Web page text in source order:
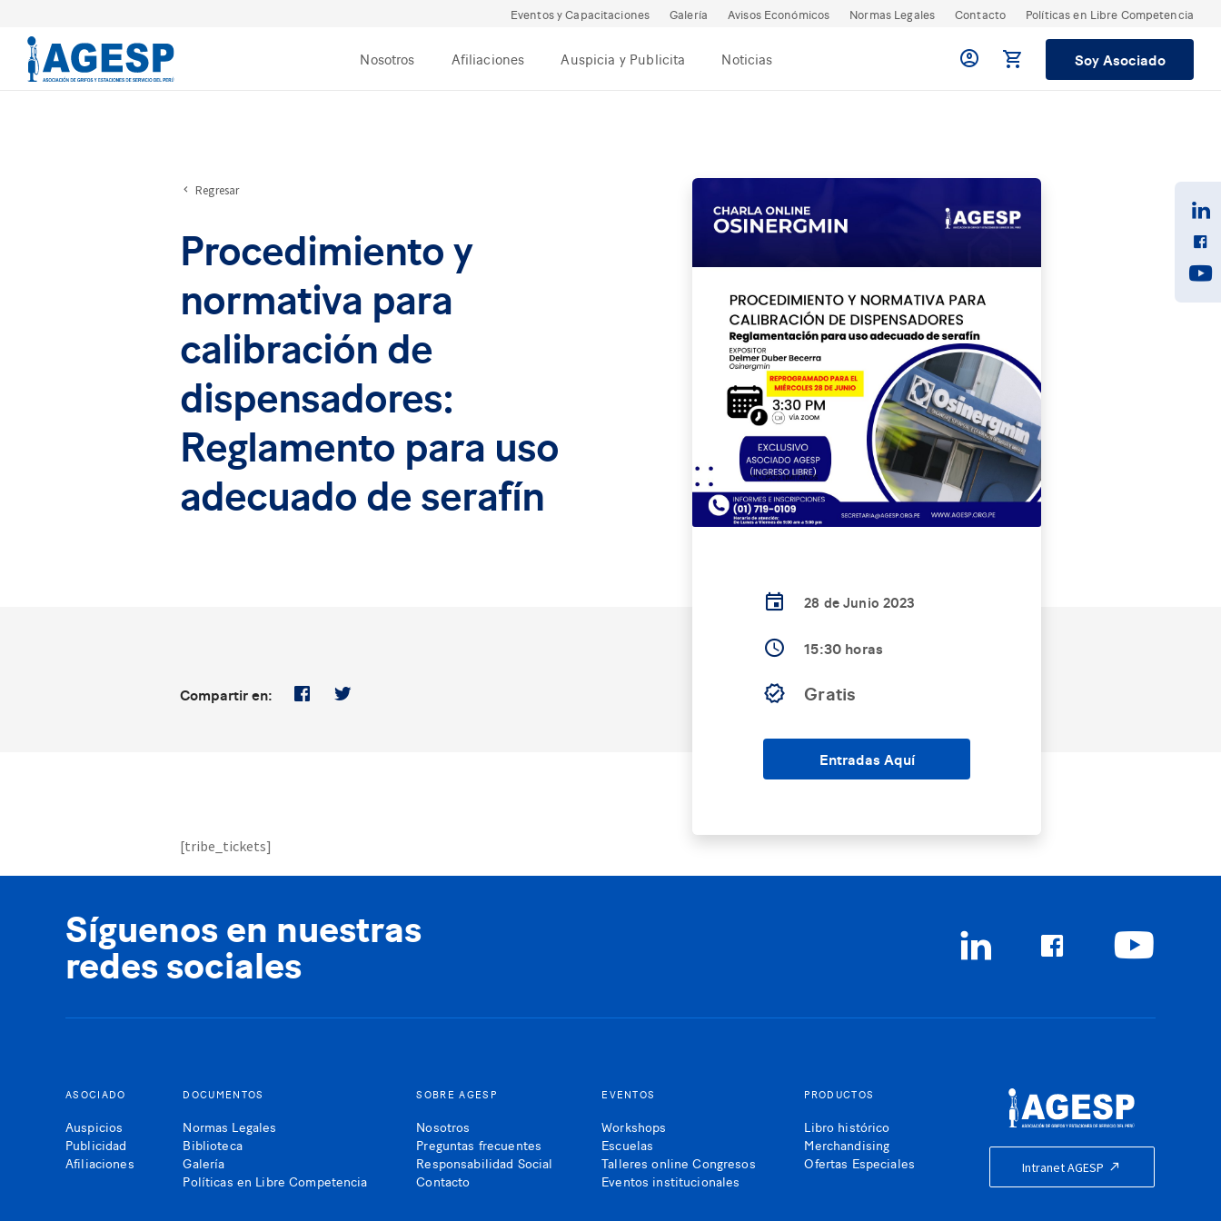
Eventos y Capacitaciones Galería Avisos Económicos Normas Legales Contacto Políticas en Libre Competencia
Nosotros Afiliaciones Auspicia y Publicita Noticias Soy Asociado
Regresar
Procedimiento y
normativa para
calibración de
dispensadores:
Reglamento para uso
adecuado de serafín
Compartir en:
28 de Junio 2023
15:30 horas
Gratis
Entradas Aquí
[tribe_tickets]
Síguenos en nuestras
redes sociales
ASOCIADO
Auspicios
Publicidad
Afiliaciones
DOCUMENTOS
Normas Legales
Biblioteca
Galería
Políticas en Libre Competencia
SOBRE AGESP
Nosotros
Preguntas frecuentes
Responsabilidad Social
Contacto
EVENTOS
Workshops
Escuelas
Talleres online Congresos
Eventos institucionales
PRODUCTOS
Libro histórico
Merchandising
Ofertas Especiales
Intranet AGESP